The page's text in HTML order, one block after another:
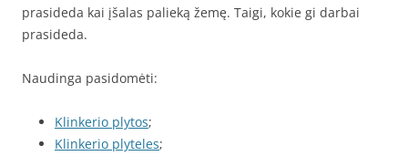
prasideda kai įšalas palieką žemę. Taigi, kokie gi darbai
prasideda.
Naudinga pasidomėti:
Klinkerio plytos;
Klinkerio plyteles;